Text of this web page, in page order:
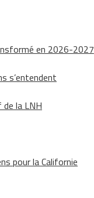
en 2026-2027
s’entendent
la LNH
pour la Californie